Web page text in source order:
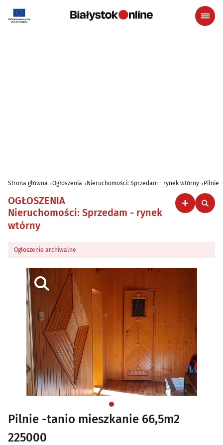
Strona główna Ogłoszenia Nieruchomości: Sprzedam - rynek wtórny Pilnie
OGŁOSZENIA
Nieruchomości: Sprzedam - rynek
wtórny
Ogłoszenie archiwalne
Pilnie -tanio mieszkanie 66,5m2
225000